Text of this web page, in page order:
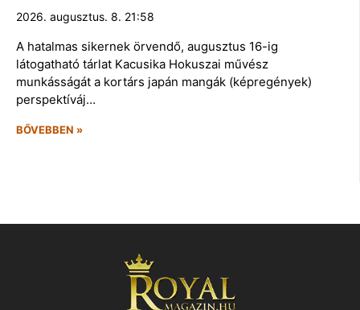
2026. augusztus. 8. 21:58
A hatalmas sikernek örvendő, augusztus 16-ig
látogatható tárlat Kacusika Hokuszai művész
munkásságát a kortárs japán mangák (képregények)
perspektíváj…
BŐVEBBEN »